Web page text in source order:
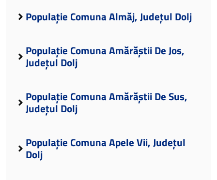
Populație Comuna Almăj, Județul Dolj
Populație Comuna Amărăștii De Jos,
Județul Dolj
Populație Comuna Amărăștii De Sus,
Județul Dolj
Populație Comuna Apele Vii, Județul
Dolj